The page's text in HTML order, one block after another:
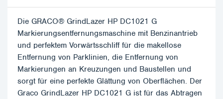
Die GRACO® GrindLazer HP DC1021 G
Markierungsentfernungsmaschine mit Benzinantrieb
und perfektem Vorwärtsschliff für die makellose
Entfernung von Parklinien, die Entfernung von
Markierungen an Kreuzungen und Baustellen und
sorgt für eine perfekte Glättung von Oberflächen. Der
Graco GrindLazer HP DC1021 G ist für das Abtragen